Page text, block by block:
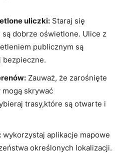
uliczki: ‍Staraj się
dobrze oświetlone. ‍Ulice z
publicznym są
bezpieczne.
Zauważ, że zarośnięte
skrywać‍
trasy,które ⁣są otwarte i
wykorzystaj aplikacje mapowe
określonych lokalizacji.